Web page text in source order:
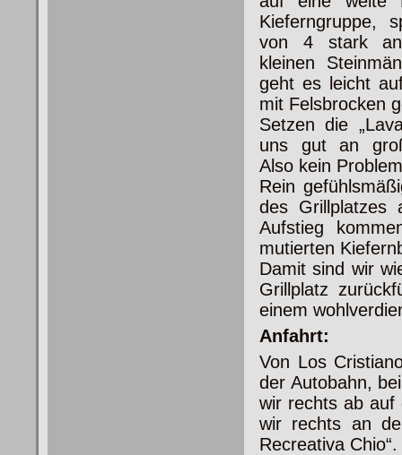
Kieferngruppe,
von 4 stark
kleinen
geht es leicht
mit Felsbrocken
Setzen die
uns gut an
Also kein
Rein
des Grillplatzes
Aufstieg
mutierten
Damit sind wir
Grillplatz
einem
Anfahrt:
Von Los
der Autobahn,
wir rechts ab auf
wir rechts an
Recreativa